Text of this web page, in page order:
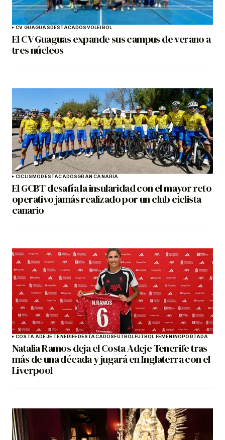
CV GUAGUASDESTACADOSVOLEIBOL
El CV Guaguas expande sus campus de verano a
tres núcleos
CICLISMODESTACADOSGRAN CANARIA
El GCBT desafía la insularidad con el mayor reto
operativo jamás realizado por un club ciclista
canario
COSTA ADEJE TENERIFEDESTACADOSFÚTBOLFÚTBOL FEMENINOPORTADA
Natalia Ramos deja el Costa Adeje Tenerife tras
más de una década y jugará en Inglaterra con el
Liverpool